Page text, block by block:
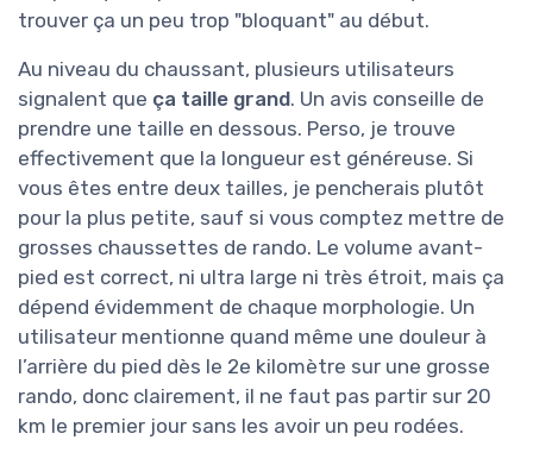
trouver ça un peu trop "bloquant" au début.
Au niveau du chaussant, plusieurs utilisateurs
signalent que ça taille grand. Un avis conseille de
prendre une taille en dessous. Perso, je trouve
effectivement que la longueur est généreuse. Si
vous êtes entre deux tailles, je pencherais plutôt
pour la plus petite, sauf si vous comptez mettre de
grosses chaussettes de rando. Le volume avant-
pied est correct, ni ultra large ni très étroit, mais ça
dépend évidemment de chaque morphologie. Un
utilisateur mentionne quand même une douleur à
l’arrière du pied dès le 2e kilomètre sur une grosse
rando, donc clairement, il ne faut pas partir sur 20
km le premier jour sans les avoir un peu rodées.